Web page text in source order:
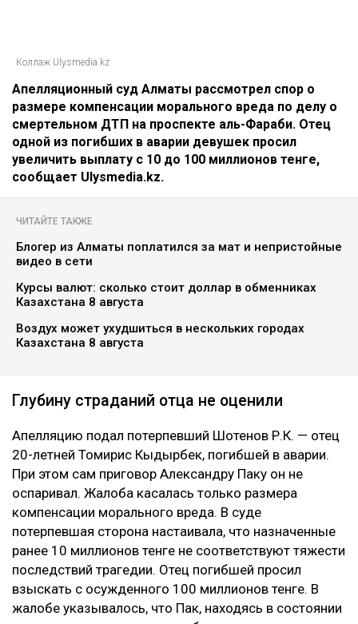
Коллаж Ulysmedia.kz
Апелляционный суд Алматы рассмотрел спор о
размере компенсации морального вреда по делу о
смертельном ДТП на проспекте аль-Фараби. Отец
одной из погибших в аварии девушек просил
увеличить выплату с 10 до 100 миллионов тенге,
сообщает Ulysmedia.kz.
ЧИТАЙТЕ ТАКЖЕ
Блогер из Алматы поплатился за мат и непристойные
видео в сети
Курсы валют: сколько стоит доллар в обменниках
Казахстана 8 августа
Воздух может ухудшиться в нескольких городах
Казахстана 8 августа
Глубину страданий отца не оценили
Апелляцию подал потерпевший Шотенов Р.К. — отец
20-летней Томирис Кыдырбек, погибшей в аварии.
При этом сам приговор Александру Паку он не
оспаривал. Жалоба касалась только размера
компенсации морального вреда. В суде
потерпевшая сторона настаивала, что назначенные
ранее 10 миллионов тенге не соответствуют тяжести
последствий трагедии. Отец погибшей просил
взыскать с осужденного 100 миллионов тенге. В
жалобе указывалось, что Пак, находясь в состоянии